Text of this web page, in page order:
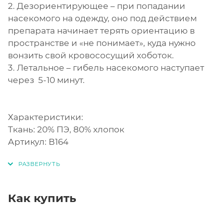
2. Дезориентирующее – при попадании
насекомого на одежду, оно под действием
препарата начинает терять ориентацию в
пространстве и «не понимает», куда нужно
вонзить свой кровососущий хоботок.
3. Летальное – гибель насекомого наступает
через 5-10 минут.
Характеристики:
Ткань: 20% ПЭ, 80% хлопок
Артикул: В164
Как купить